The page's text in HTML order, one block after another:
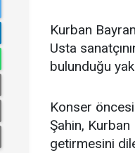
Kurban
Usta
bulunduğu
Konser
Şahin, Kurban
getirmesini